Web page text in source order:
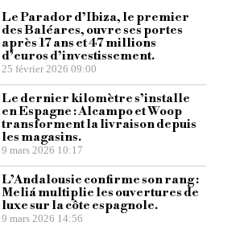
Le Parador d’Ibiza, le premier
des Baléares, ouvre ses portes
après 17 ans et 47 millions
d’euros d’investissement.
25 février 2026 09:00
Le dernier kilomètre s’installe
en Espagne : Alcampo et Woop
transforment la livraison depuis
les magasins.
9 mars 2026 10:17
L’Andalousie confirme son rang :
Meliá multiplie les ouvertures de
luxe sur la côte espagnole.
9 mars 2026 14:56